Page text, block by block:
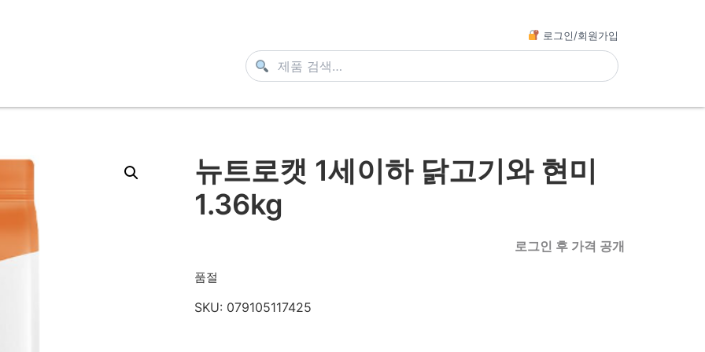
로그인/회원가입
뉴트로캣 1세이하 닭고기와 현미
1.36kg
로그인 후 가격 공개
품절
SKU: 079105117425